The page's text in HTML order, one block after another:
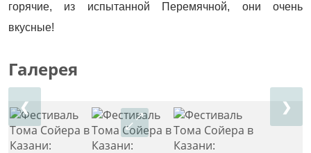
горячие, из испытанной Перемячной, они очень
вкусные!
Галерея
❮ ❯